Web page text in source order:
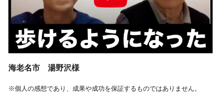
海老名市 湯野沢様
※個人の感想であり、成果や成功を保証するものではありません。